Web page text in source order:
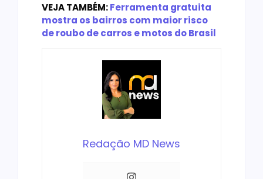
VEJA TAMBÉM:Ferramenta gratuita
mostra os bairros com maior risco
de roubo de carros e motos do Brasil
Redação MD News